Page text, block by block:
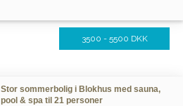
3500 - 5500 DKK
Stor sommerbolig i Blokhus med sauna,
pool & spa til 21 personer